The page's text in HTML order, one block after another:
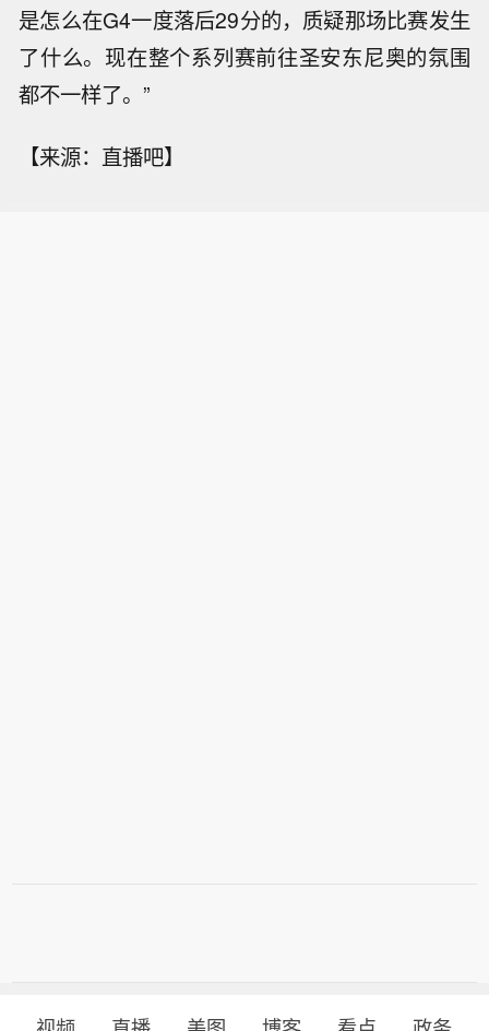
是怎么在G4一度落后29分的，质疑那场比赛发生
了什么。现在整个系列赛前往圣安东尼奥的氛围
都不一样了。”
【来源：直播吧】